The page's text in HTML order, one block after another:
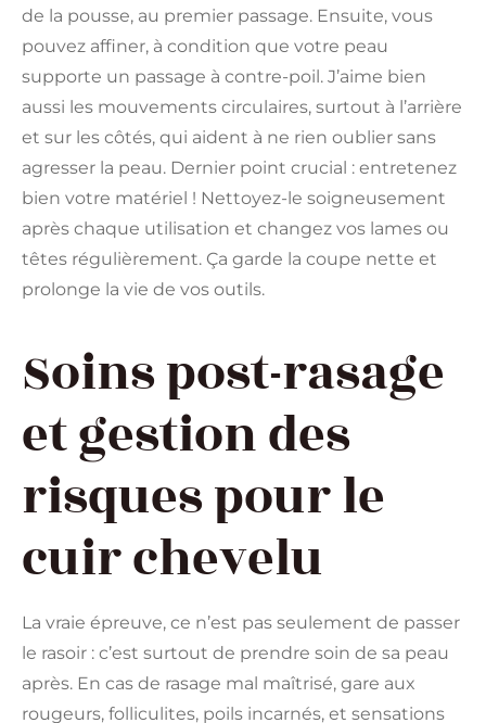
de la pousse, au premier passage. Ensuite, vous
pouvez affiner, à condition que votre peau
supporte un passage à contre-poil. J’aime bien
aussi les mouvements circulaires, surtout à l’arrière
et sur les côtés, qui aident à ne rien oublier sans
agresser la peau. Dernier point crucial : entretenez
bien votre matériel ! Nettoyez-le soigneusement
après chaque utilisation et changez vos lames ou
têtes régulièrement. Ça garde la coupe nette et
prolonge la vie de vos outils.
Soins post-rasage
et gestion des
risques pour le
cuir chevelu
La vraie épreuve, ce n’est pas seulement de passer
le rasoir : c’est surtout de prendre soin de sa peau
après. En cas de rasage mal maîtrisé, gare aux
rougeurs, folliculites, poils incarnés, et sensations